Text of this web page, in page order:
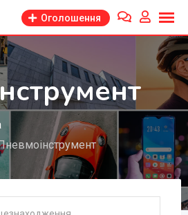
Оголошення